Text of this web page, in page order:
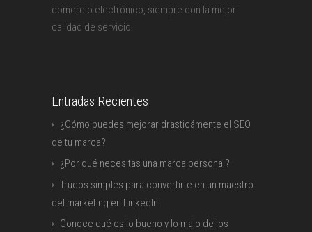
comercio electrónico, siempre con la mejor
calidad de servicio.
Entradas Recientes
¿Cómo puedes mejorar drasticámente el SEO
de tu marca?
¿Por qué necesitas una marca personal?
Trucos simples para convertirte en un maestro
del marketing en LinkedIn
Conoce qué es lo bueno y lo malo de los